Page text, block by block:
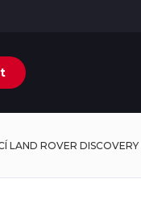
LAND ROVER DISCOVERY